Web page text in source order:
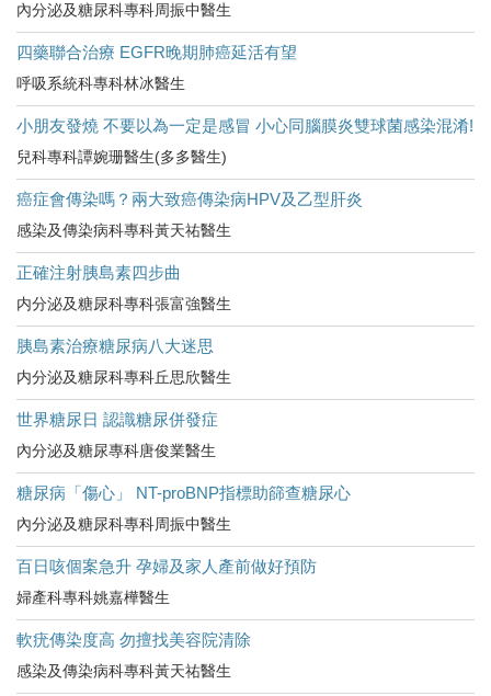
內分泌及糖尿科專科周振中醫生
四藥聯合治療 EGFR晚期肺癌延活有望
呼吸系統科專科林冰醫生
小朋友發燒 不要以為一定是感冒 小心同腦膜炎雙球菌感染混淆!
兒科專科譚婉珊醫生(多多醫生)
癌症會傳染嗎？兩大致癌傳染病HPV及乙型肝炎
感染及傳染病科專科黃天祐醫生
正確注射胰島素四步曲
内分泌及糖尿科專科張富強醫生
胰島素治療糖尿病八大迷思
内分泌及糖尿科專科丘思欣醫生
世界糖尿日 認識糖尿併發症
內分泌及糖尿專科唐俊業醫生
糖尿病「傷心」 NT-proBNP指標助篩查糖尿心
內分泌及糖尿科專科周振中醫生
百日咳個案急升 孕婦及家人產前做好預防
婦產科專科姚嘉樺醫生
軟疣傳染度高 勿擅找美容院清除
感染及傳染病科專科黃天祐醫生